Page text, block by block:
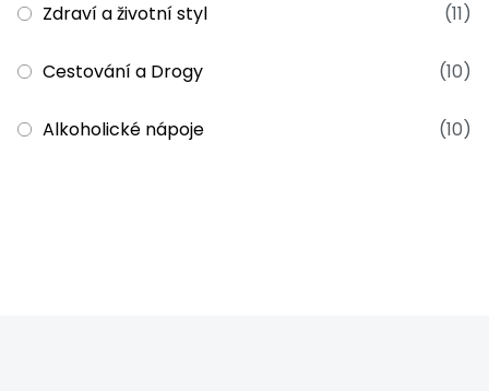
Zdraví a životní styl (11)
Cestování a Drogy (10)
Alkoholické nápoje (10)